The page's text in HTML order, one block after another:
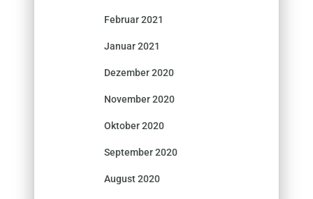
Februar 2021
Januar 2021
Dezember 2020
November 2020
Oktober 2020
September 2020
August 2020